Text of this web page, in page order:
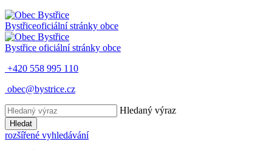
Bystřiceoficiální stránky obce
Bystřice oficiální stránky obce
+420 558 995 110
obec@bystrice.cz
Hledaný výraz
Hledat
rozšířené vyhledávání